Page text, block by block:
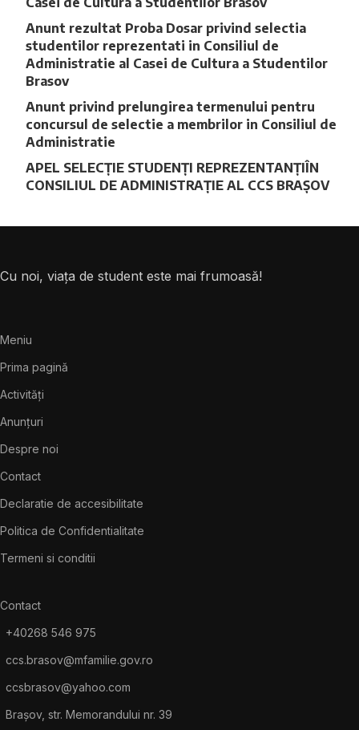
Anunt rezultat Proba Dosar privind selectia
studentilor reprezentati in Consiliul de
Administratie al Casei de Cultura a Studentilor
Brasov
Anunt privind prelungirea termenului pentru
concursul de selectie a membrilor in Consiliul de
Administratie
APEL SELECȚIE STUDENȚI REPREZENTANȚIÎN
CONSILIUL DE ADMINISTRAȚIE AL CCS BRAȘOV
Cu noi, viața de student este mai frumoasă!
Meniu
Prima pagină
Activități
Anunțuri
Despre noi
Contact
Declaratie de accesibilitate
Politica de Confidentialitate
Termeni si conditii
Contact
+40268 546 975
ccs.brasov@mfamilie.gov.ro
ccsbrasov@yahoo.com
Brașov, str. Memorandului nr. 39